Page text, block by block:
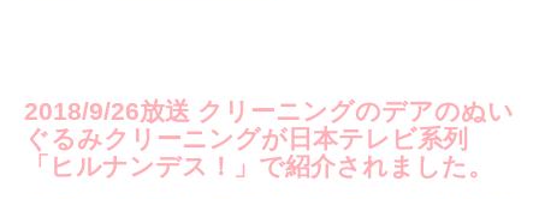
2018/9/26放送 クリーニングのデアのぬい
ぐるみクリーニングが日本テレビ系列
「ヒルナンデス！」で紹介されました。